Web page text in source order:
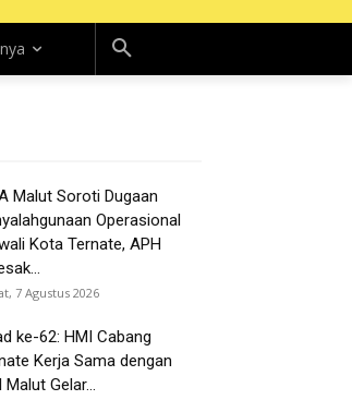
Malut Soroti Dugaan
Operasional
Kota Ternate, APH
7 Agustus 2026
ke-62: HMI Cabang
Kerja Sama dengan
Malut Gelar...